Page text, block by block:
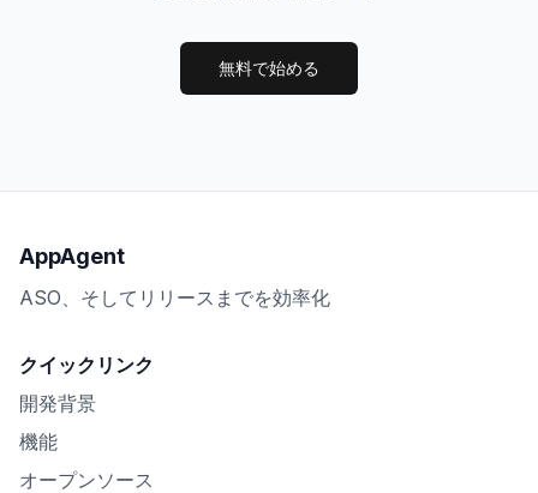
無料で始める
AppAgent
ASO、そしてリリースまでを効率化
クイックリンク
開発背景
機能
オープンソース